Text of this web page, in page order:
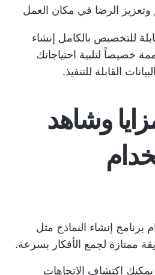
الرضا في مكان العمل
للتخصيص بالكامل إنشاء
خصيصاً لتلبية احتياجاتك
القابلة للتنفيذ.
وشاهد
برنامج إنشاء النماذج مثل
يمكنك اكتشاف الاتجاهات